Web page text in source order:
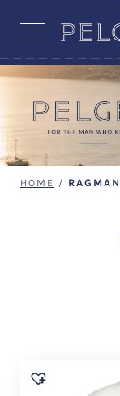
HOME / RAGMAN